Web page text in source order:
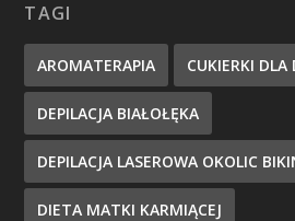
TAGI
AROMATERAPIA CUKIERKI
DEPILACJA BIAŁOŁĘKA
DEPILACJA LASEROWA OKOLIC
DIETA MATKI KARMIĄCEJ